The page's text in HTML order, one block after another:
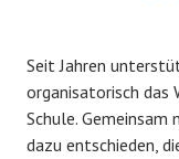
Seit Jahren
organisatorisch das
Schule.
dazu entschieden,